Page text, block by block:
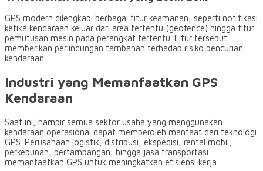
GPS modern dilengkapi berbagai fitur keamanan, seperti notifikasi
ketika kendaraan keluar dari area tertentu (geofence) hingga fitur
pemutusan mesin pada perangkat tertentu. Fitur tersebut
memberikan perlindungan tambahan terhadap risiko pencurian
kendaraan.
Industri yang Memanfaatkan GPS
Kendaraan
Saat ini, hampir semua sektor usaha yang menggunakan
kendaraan operasional dapat memperoleh manfaat dari teknologi
GPS. Perusahaan logistik, distribusi, ekspedisi, rental mobil,
perkebunan, pertambangan, hingga jasa transportasi
memanfaatkan GPS untuk meningkatkan efisiensi kerja.